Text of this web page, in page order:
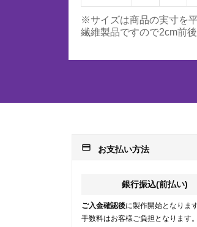
※サイズは商品の実寸を
繊維製品ですので2cm前
payment お支払い方法
銀行振込(前払い)
ご入金確認後に製作開始となりま
手数料はお客様ご負担となります